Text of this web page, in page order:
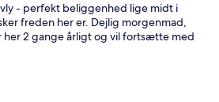
- perfekt beliggenhed lige midt i
freden her er. Dejlig morgenmad,
2 gange årligt og vil fortsætte med